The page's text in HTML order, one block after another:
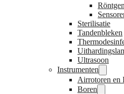
Sterilisatie
Tandenbleken
Ultrasoon
Instrumenten
Airrotoren en
Boren